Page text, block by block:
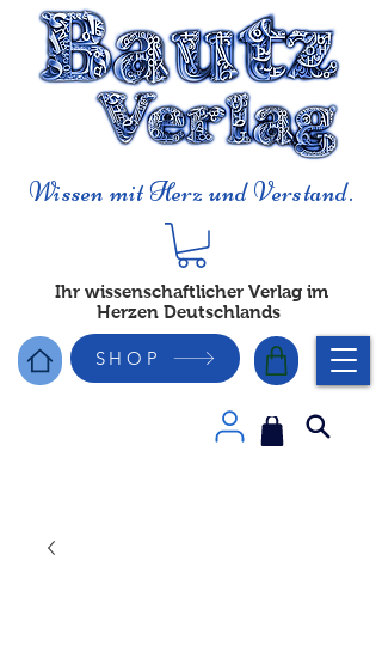
Wissen mit Herz und Verstand.
Ihr wissenschaftlicher Verlag im
Herzen Deutschlands
SHOP